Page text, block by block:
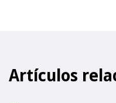
Artículos